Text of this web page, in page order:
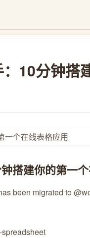
10分钟搭
搭建你的第一
been migrated to